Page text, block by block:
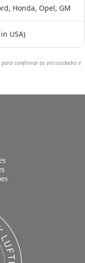
Honda, Opel, GM
USA)
confirmar as viscosidades e